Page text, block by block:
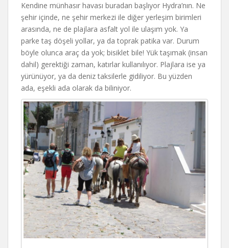
Kendine münhasır havası buradan başlıyor Hydra’nın. Ne
şehir içinde, ne şehir merkezi ile diğer yerleşim birimleri
arasında, ne de plajlara asfalt yol ile ulaşım yok. Ya
parke taş döşeli yollar, ya da toprak patika var. Durum
böyle olunca araç da yok; bisiklet bile! Yük taşımak (insan
dahil) gerektiği zaman, katırlar kullanılıyor. Plajlara ise ya
yürünüyor, ya da deniz taksilerle gidiliyor. Bu yüzden
ada, eşekli ada olarak da biliniyor.